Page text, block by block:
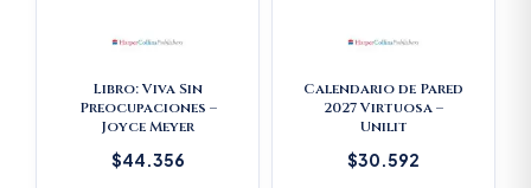
Libro: Viva Sin
Preocupaciones –
Joyce Meyer
$44.356
Calendario de Pared
2027 Virtuosa –
Unilit
$30.592